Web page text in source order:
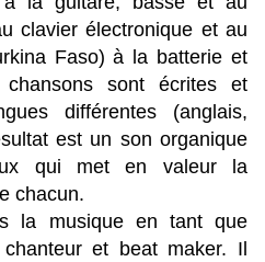
clavier électronique et au
Faso) à la batterie et
sont écrites et
différentes (anglais,
est un son organique
qui met en valeur la
chacun.
la musique en tant que
chanteur et beat maker. Il